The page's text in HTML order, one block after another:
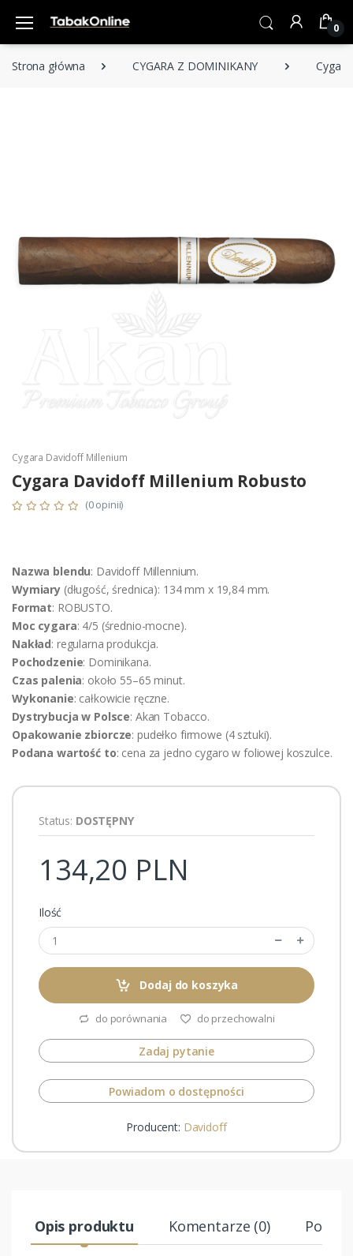
0
Strona główna CYGARA Z DOMINIKANY
Cygara Davidoff Millenium
Cygara Davidoff Millenium Robusto
(0 opinii)
Nazwa blendu: Davidoff Millennium.
Wymiary (długość, średnica): 134 mm x 19,84 mm.
Format: ROBUSTO.
Moc cygara: 4/5 (średnio-mocne).
Nakład: regularna produkcja.
Pochodzenie: Dominikana.
Czas palenia: około 55–65 minut.
Wykonanie: całkowicie ręczne.
Dystrybucja w Polsce: Akan Tobacco.
Opakowanie zbiorcze: pudełko firmowe (4 sztuki).
Podana wartość to: cena za jedno cygaro w foliowej koszulce.
Status: DOSTĘPNY
134,20 PLN
Ilość
Dodaj do koszyka
do porównania do przechowalni
Zadaj pytanie
Powiadom o dostępności
Producent: Davidoff
Opis produktu Komentarze (0)